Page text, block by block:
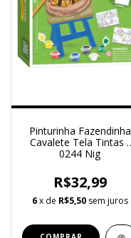
Pinturinha Fazendinha
Cavalete Tela Tintas -
0244 Nig
R$32,99
6 x de R$5,50 sem juros